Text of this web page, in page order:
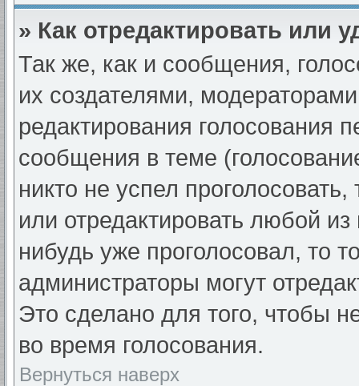
» Как отредактировать или
Так же, как и сообщения,
их создателями,
редактирования голосования
сообщения в теме
никто не успел
или отредактировать любой
нибудь уже проголосовал, то
администраторы могут
Это сделано для того, чтобы
во время голосования.
Вернуться наверх